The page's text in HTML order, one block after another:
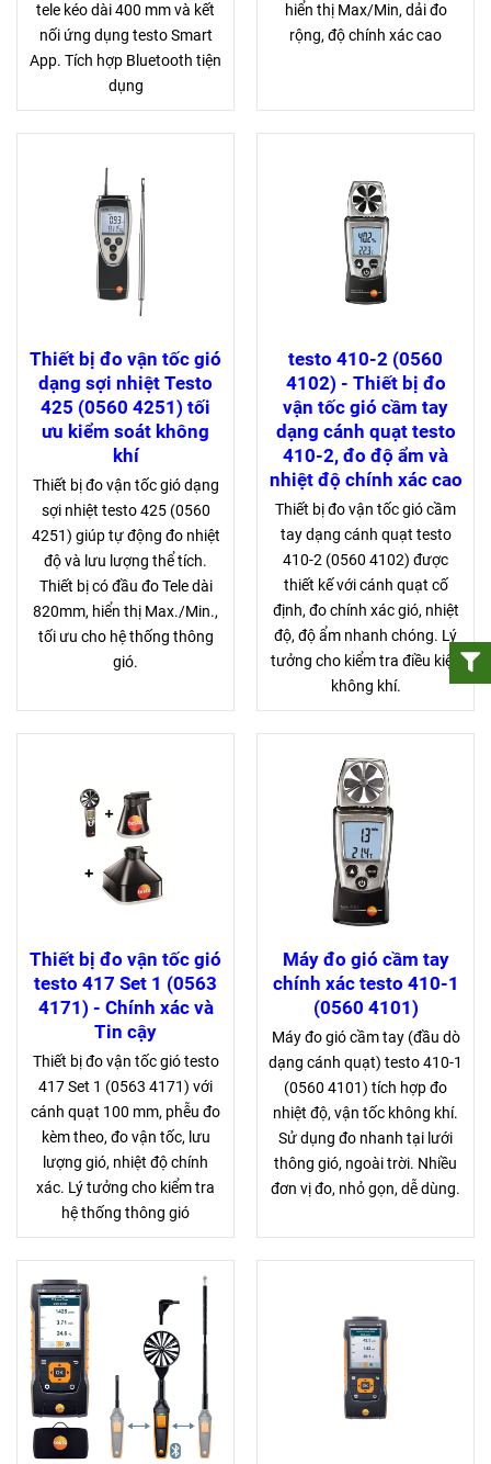
tele kéo dài 400 mm và kết
nối ứng dụng testo Smart
App. Tích hợp Bluetooth tiện
dụng
hiển thị Max/Min, dải đo
rộng, độ chính xác cao
Thiết bị đo vận tốc gió
dạng sợi nhiệt Testo
425 (0560 4251) tối
ưu kiểm soát không
khí
Thiết bị đo vận tốc gió dạng
sợi nhiệt testo 425 (0560
4251) giúp tự động đo nhiệt
độ và lưu lượng thể tích.
Thiết bị có đầu đo Tele dài
820mm, hiển thị Max./Min.,
tối ưu cho hệ thống thông
gió.
testo 410-2 (0560
4102) - Thiết bị đo
vận tốc gió cầm tay
dạng cánh quạt testo
410-2, đo độ ẩm và
nhiệt độ chính xác cao
Thiết bị đo vận tốc gió cầm
tay dạng cánh quạt testo
410-2 (0560 4102) được
thiết kế với cánh quạt cố
định, đo chính xác gió, nhiệt
độ, độ ẩm nhanh chóng. Lý
tưởng cho kiểm tra điều kiện
không khí.
Thiết bị đo vận tốc gió
testo 417 Set 1 (0563
4171) - Chính xác và
Tin cậy
Thiết bị đo vận tốc gió testo
417 Set 1 (0563 4171) với
cánh quạt 100 mm, phễu đo
kèm theo, đo vận tốc, lưu
lượng gió, nhiệt độ chính
xác. Lý tưởng cho kiểm tra
hệ thống thông gió
Máy đo gió cầm tay
chính xác testo 410-1
(0560 4101)
Máy đo gió cầm tay (đầu dò
dạng cánh quạt) testo 410-1
(0560 4101) tích hợp đo
nhiệt độ, vận tốc không khí.
Sử dụng đo nhanh tại lưới
thông gió, ngoài trời. Nhiều
đơn vị đo, nhỏ gọn, dễ dùng.